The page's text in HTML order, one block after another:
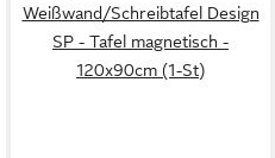
Weißwand/Schreibtafel Design
SP - Tafel magnetisch -
120x90cm (1-St)